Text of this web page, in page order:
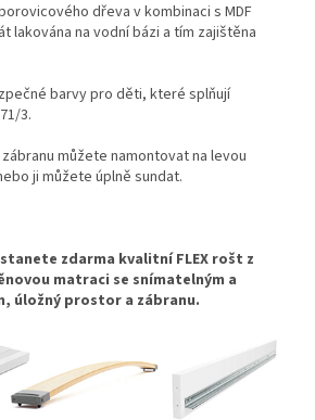
dřeva v kombinaci s MDF
lakována na vodní bázi a tím zajištěna
barvy pro děti, které splňují
3.
můžete namontovat na levou
ji můžete úplně sundat.
zdarma kvalitní FLEX rošt z
matraci se snímatelným a
úložný prostor a zábranu.